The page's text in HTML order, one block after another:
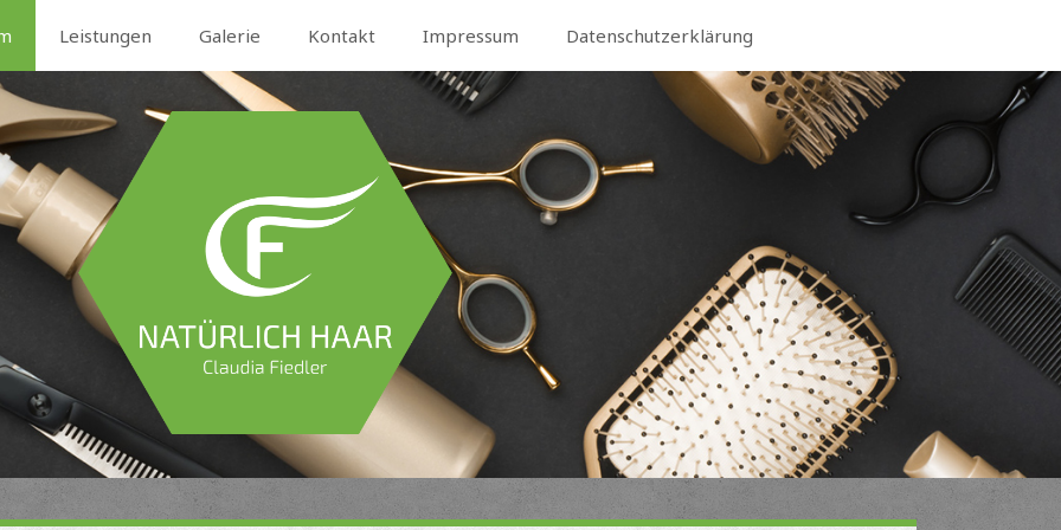
Leistungen Galerie Kontakt Impressum Datenschutzerklärung